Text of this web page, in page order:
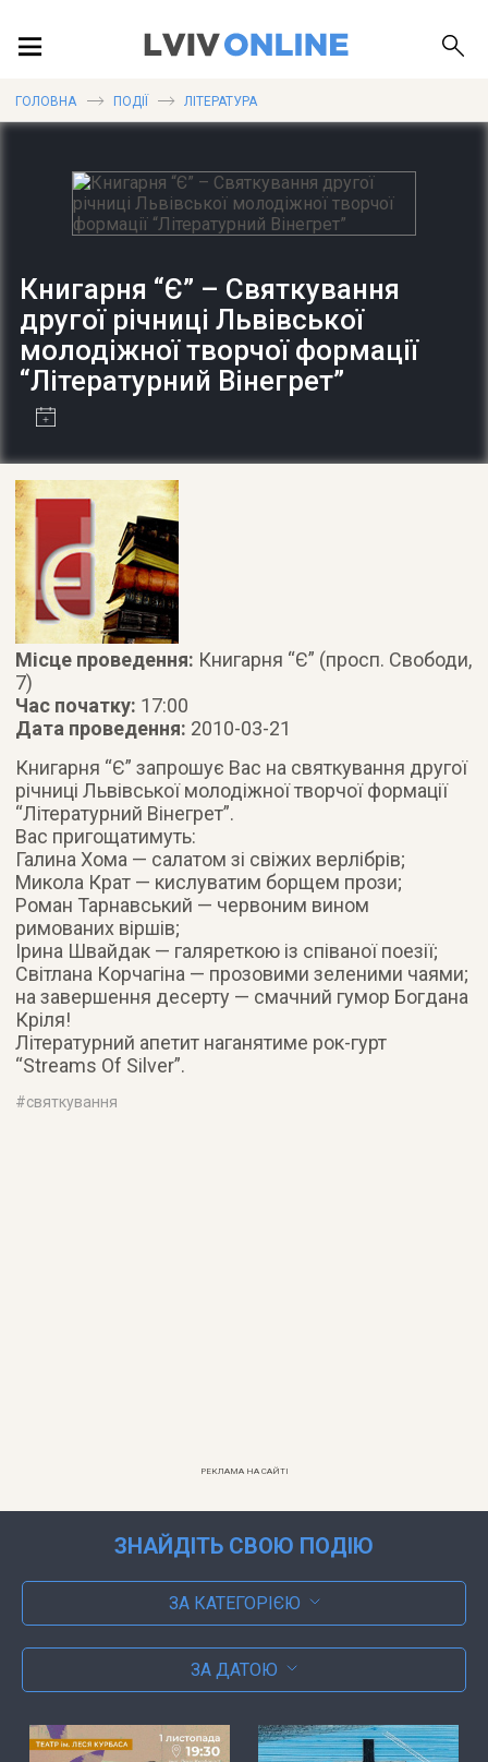
ДОВІДКА
ГОЛОВНА ПОДІЇ ЛІТЕРАТУРА
Книгарня “Є” – Святкування
другої річниці Львівської
молодіжної творчої формації
“Літературний Вінегрет”
Місце проведення: Книгарня “Є” (просп. Свободи,
7)
Час початку: 17:00
Дата проведення: 2010-03-21
Книгарня “Є” запрошує Вас на святкування другої
річниці Львівської молодіжної творчої формації
“Літературний Вінегрет”.
Вас пригощатимуть:
Галина Хома — салатом зі свіжих верлібрів;
Микола Крат — кислуватим борщем прози;
Роман Тарнавський — червоним вином
римованих віршів;
Ірина Швайдак — галяреткою із співаної поезії;
Світлана Корчагіна — прозовими зеленими чаями;
на завершення десерту — смачний гумор Богдана
Кріля!
Літературний апетит наганятиме рок-гурт
“Streams Of Silver”.
#святкування
РЕКЛАМА НА САЙТІ
ЗНАЙДІТЬ СВОЮ ПОДІЮ
ЗА КАТЕГОРІЄЮ
ЗА ДАТОЮ